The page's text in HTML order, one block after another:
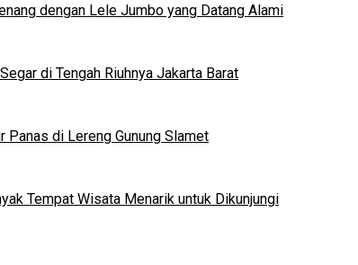
dengan Lele Jumbo yang Datang Alami
di Tengah Riuhnya Jakarta Barat
Panas di Lereng Gunung Slamet
Tempat Wisata Menarik untuk Dikunjungi